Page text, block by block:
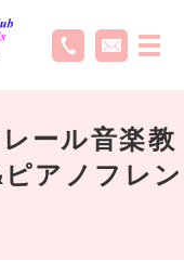
ール音楽教
アノフレン